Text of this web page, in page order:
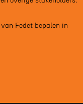
Fedet bepalen in